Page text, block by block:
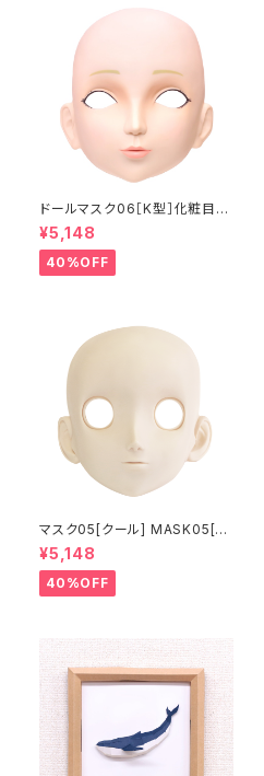
ドールマスク06［K型］化粧目穴
処理 MASK06 [DOLL K] Op
ening eye hole and make
up
¥5,148
40%OFF
マスク05[クール] MASK05[C
OOL]
¥5,148
40%OFF